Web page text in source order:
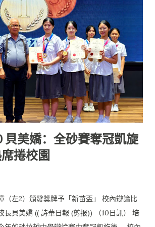
學弟妹， 也促成了她擔任參賽隊伍的教練，
。 她說，在訓練學弟妹的過程中， 自己也學
論技巧。 畢竟自己參與辯論與當教練有很大
學的技藝細緻地傳授給辯論新手，這是非常
己必須蒐集大量資料，引導學弟妹建立批判
預判、拆解邏輯、學習規範表達、培養防禦
駁倒對手等。在這個過程中， 她也深化了自
意外收穫， 也提升了自己的辯論技藝。 她欣
的學妹鄧雨彤在這項比賽的初賽其中一場賽
榮譽。 培中「新苗盃」校內辯論比賽結果：
婕、鍾馨潔 亞軍：林睿妮、陳家瑾、賴宇彤
貝美嬌：全砂賽奪冠凱旋
捲校園
（左2）頒發獎牌予「新苗盃」 校內辯論比
長貝美嬌 (( 詩華日報 (剪报)) （10日訊） 培